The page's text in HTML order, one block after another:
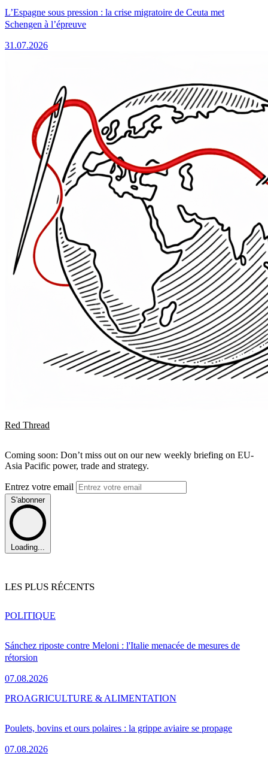
L’Espagne sous pression : la crise migratoire de Ceuta met
Schengen à l’épreuve
31.07.2026
Red Thread
Coming soon: Don’t miss out on our new weekly briefing on EU-
Asia Pacific power, trade and strategy.
Entrez votre email
S'abonner
Loading...
LES PLUS RÉCENTS
Sánchez riposte contre Meloni : l'Italie menacée de mesures de
rétorsion
07.08.2026
POLITIQUE
Poulets, bovins et ours polaires : la grippe aviaire se propage
07.08.2026
PROAGRICULTURE & ALIMENTATION